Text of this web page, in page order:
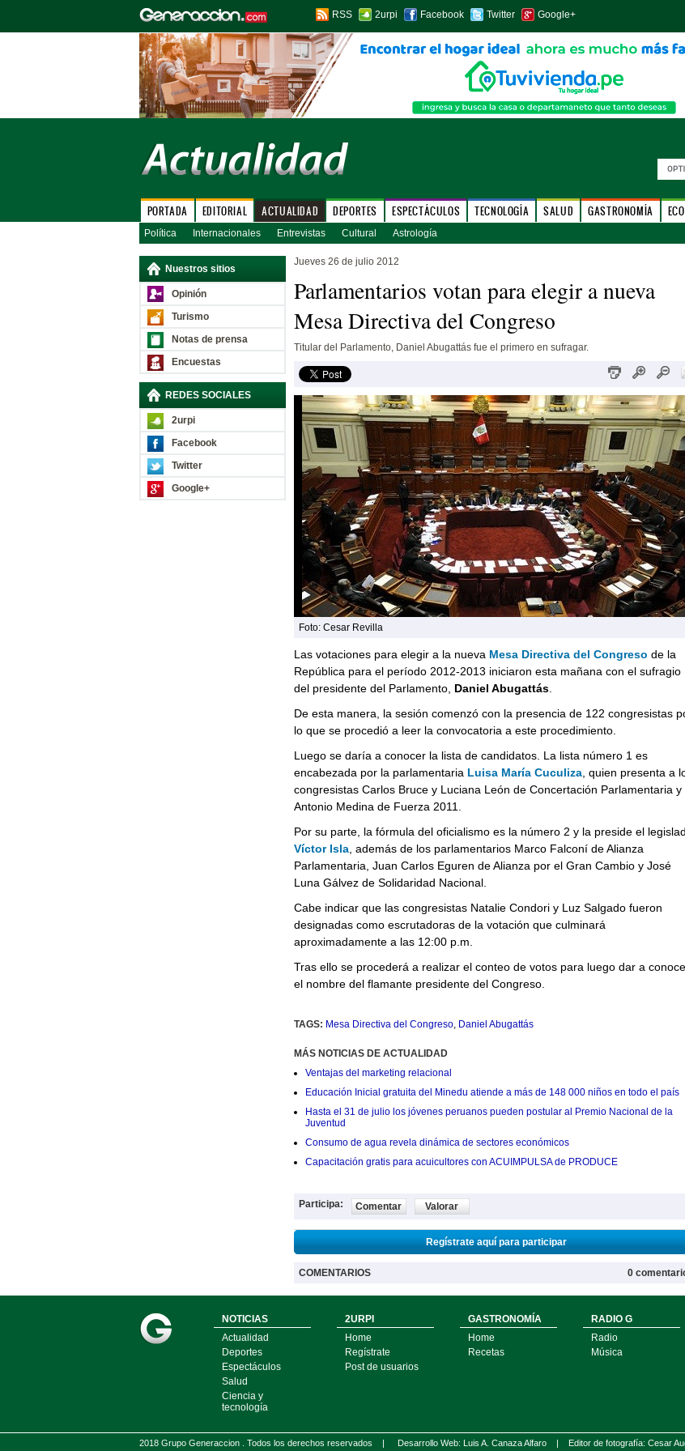
RSS 2urpi Facebook Twitter Google+
PORTADA EDITORIAL ACTUALIDAD DEPORTES ESPECTÁCULOS TECNOLOGÍA SALUD GASTRONOMÍA
Política Internacionales Entrevistas Cultural Astrología
Nuestros sitios
Opinión
Turismo
Notas de prensa
Encuestas
REDES SOCIALES
2urpi
Facebook
Twitter
Google+
Jueves 26 de julio 2012
Parlamentarios votan para elegir a nueva
Mesa Directiva del Congreso
Titular del Parlamento, Daniel Abugattás fue el primero en sufragar.
Foto: Cesar Revilla
Las votaciones para elegir a la nueva Mesa Directiva del Congreso de la
República para el período 2012-2013 iniciaron esta mañana con el sufragio
del presidente del Parlamento, Daniel Abugattás.
De esta manera, la sesión comenzó con la presencia de 122 congresistas
lo que se procedió a leer la convocatoria a este procedimiento.
Luego se daría a conocer la lista de candidatos. La lista número 1 es
encabezada por la parlamentaria Luisa María Cuculiza, quien presenta a
congresistas Carlos Bruce y Luciana León de Concertación Parlamentaria y
Antonio Medina de Fuerza 2011.
Por su parte, la fórmula del oficialismo es la número 2 y la preside el
Víctor Isla, además de los parlamentarios Marco Falconí de Alianza
Parlamentaria, Juan Carlos Eguren de Alianza por el Gran Cambio y José
Luna Gálvez de Solidaridad Nacional.
Cabe indicar que las congresistas Natalie Condori y Luz Salgado fueron
designadas como escrutadoras de la votación que culminará
aproximadamente a las 12:00 p.m.
Tras ello se procederá a realizar el conteo de votos para luego dar a
el nombre del flamante presidente del Congreso.
TAGS: Mesa Directiva del Congreso, Daniel Abugattás
MÁS NOTICIAS DE ACTUALIDAD
Ventajas del marketing relacional
Educación Inicial gratuita del Minedu atiende a más de 148 000 niños en todo el país
Hasta el 31 de julio los jóvenes peruanos pueden postular al Premio Nacional de la
Juventud
Consumo de agua revela dinámica de sectores económicos
Capacitación gratis para acuicultores con ACUIMPULSA de PRODUCE
Participa: Comentar Valorar
Regístrate aquí para participar
COMENTARIOS 0
NOTICIAS
Actualidad
Deportes
Espectáculos
Salud
Ciencia y
tecnología
2URPI
Home
Regístrate
Post de usuarios
GASTRONOMÍA
Home
Recetas
RADIO G
Radio
Música
2018 Grupo Generaccion . Todos los derechos reservados | Desarrollo Web: Luis A. Canaza Alfaro | Editor de fotografía: Cesar